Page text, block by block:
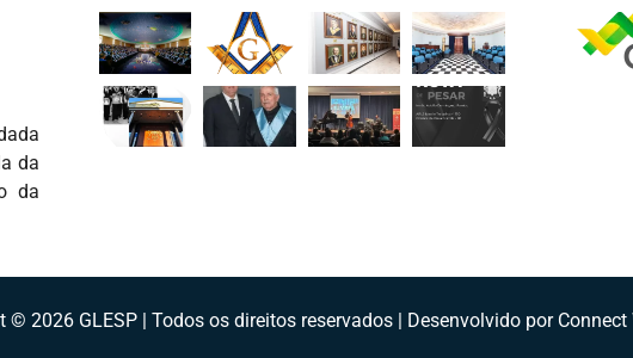
da
da
© 2026 GLESP | Todos os direitos reservados | Desenvolvido por Connect